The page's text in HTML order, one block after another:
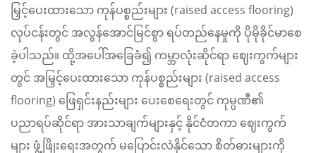
မြှင့်ပေးထားသော ကုန်ပစ္စည်းများ (raised access flooring)
လုပ်ငန်းတွင် အလွန်အောင်မြင်စွာ ရပ်တည်နေမှုကို ပိုမိုခိုင်မာစေ
ခဲ့ပါသည်။ ထို့အပေါ်အခြေခံ၍ ကမ္ဘာလုံးဆိုင်ရာ ဈေးကွက်များ
တွင် အမြှင့်ပေးထားသော ကုန်ပစ္စည်းများ (raised access
flooring) ဖြေရှင်းနည်းများ ပေးစေရေးတွင် ကုမ္ပဏီ၏
ပညာရပ်ဆိုင်ရာ အားသာချက်များနှင့် နိုင်ငံတကာ ဈေးကွက်
များ ဖွံ့ဖြိုးရေးအတွက် မပြောင်းလဲနိုင်သော စိတ်ဓားများကို